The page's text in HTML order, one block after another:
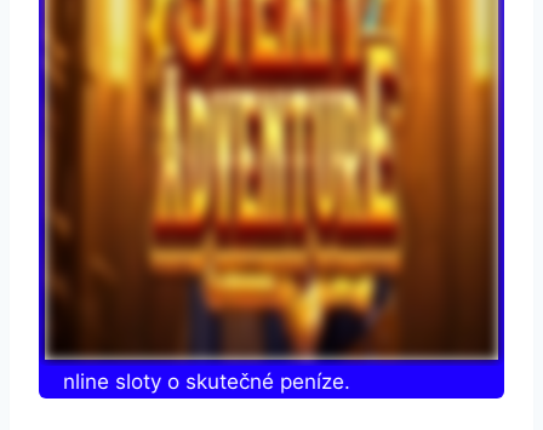
online sloty o skutečné peníze.